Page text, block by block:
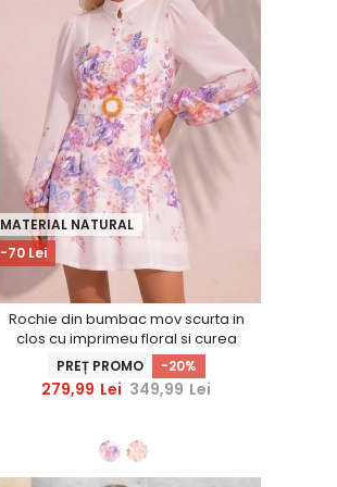
-70 Lei
MATERIAL NATURAL
Rochie din bumbac mov scurta in
clos cu imprimeu floral si curea
PREȚ PROMO -20%
279,99 Lei 349,99 Lei